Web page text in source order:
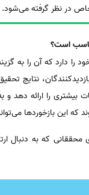
در نظر گرفته می‌شود.
است؟
را دارد که آن را به
نتایج
بیشتری را ارائه دهد
این بازخوردها
محققانی که به دنبال